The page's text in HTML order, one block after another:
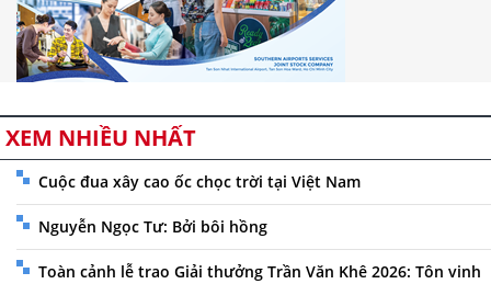
XEM NHIỀU NHẤT
Cuộc đua xây cao ốc chọc trời tại Việt Nam
Nguyễn Ngọc Tư: Bởi bôi hồng
Toàn cảnh lễ trao Giải thưởng Trần Văn Khê 2026: Tôn vinh